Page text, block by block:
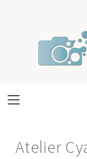
Primary
Atelier